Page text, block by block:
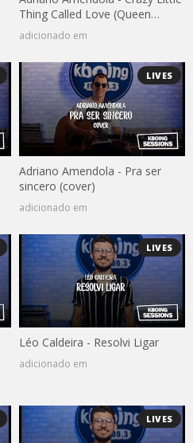
Thing Called Love (Queen
cover)
adicionado em
LIVES
Adriano Amendola - Pra ser
sincero (cover)
adicionado em
LIVES
Léo Caldeira - Resolvi Ligar
adicionado em
LIVES